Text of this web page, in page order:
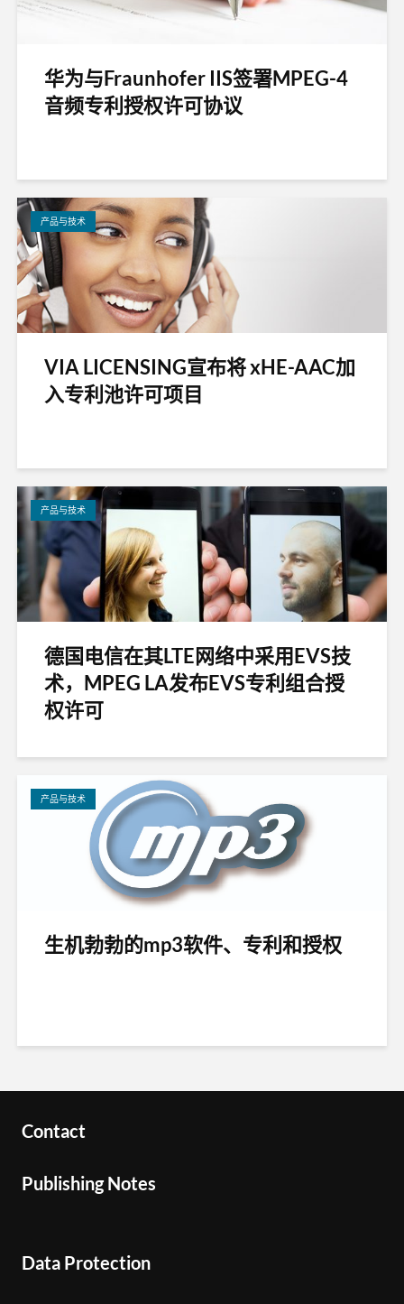
华为与Fraunhofer IIS签署MPEG-4
音频专利授权许可协议
产品与技术
VIA LICENSING宣布将 xHE-AAC加
入专利池许可项目
产品与技术
德国电信在其LTE网络中采用EVS技
术，MPEG LA发布EVS专利组合授
权许可
产品与技术
生机勃勃的mp3软件、专利和授权
Contact
Publishing Notes
Data Protection